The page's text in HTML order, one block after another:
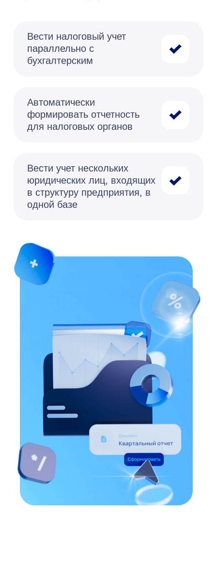
Налоговый учет в
программах 1С
учета. Налоговый учет строго
соответствует законодательству РФ и
Налога на
прибыль
Налога на добавленную
стоимость (НДС)
Единого налога при
Система налогового учета позволяет
автоматизировать расчет: